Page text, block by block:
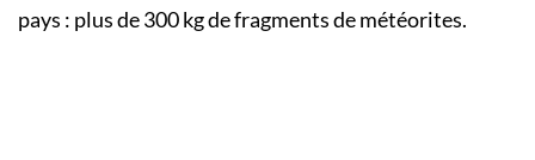
pays : plus de 300 kg de fragments de météorites.